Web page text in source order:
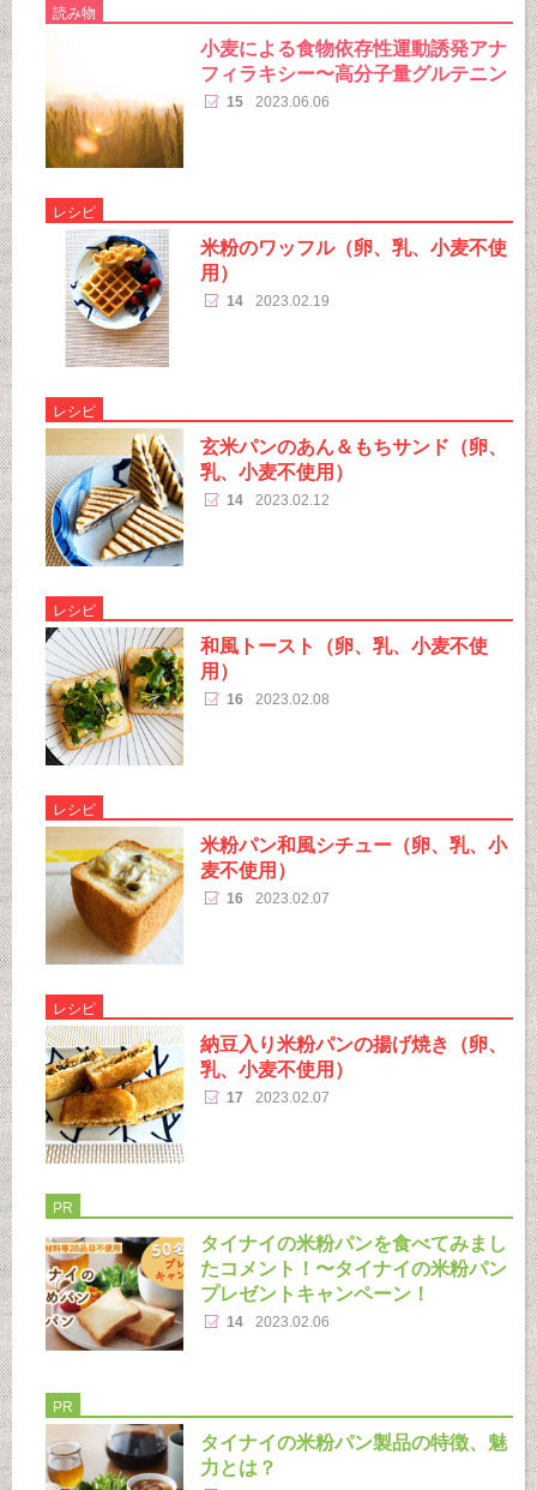
読み物
小麦による食物依存性運動誘発アナ
フィラキシー〜高分子量グルテニン
15 2023.06.06
レシピ
米粉のワッフル（卵、乳、小麦不使
用）
14 2023.02.19
レシピ
玄米パンのあん＆もちサンド（卵、
乳、小麦不使用）
14 2023.02.12
レシピ
和風トースト（卵、乳、小麦不使
用）
16 2023.02.08
レシピ
米粉パン和風シチュー（卵、乳、小
麦不使用）
16 2023.02.07
レシピ
納豆入り米粉パンの揚げ焼き（卵、
乳、小麦不使用）
17 2023.02.07
PR
タイナイの米粉パンを食べてみまし
たコメント！〜タイナイの米粉パン
プレゼントキャンペーン！
14 2023.02.06
PR
タイナイの米粉パン製品の特徴、魅
力とは？